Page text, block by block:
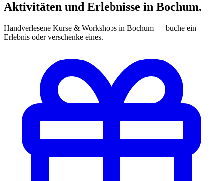
Aktivitäten und Erlebnisse in Bochum.
Handverlesene Kurse & Workshops in Bochum — buche ein
Erlebnis oder verschenke eines.